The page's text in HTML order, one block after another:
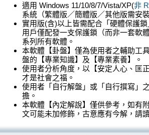
適用 Windows 11/10/8/7/Vista/XP(非
系統（繁體版／簡體版／其他版需安
實用版(含)以上皆需配合「硬體保護
用戶僅配發一支保護鎖（而非一套軟
系列所有軟體。
本軟體【卦盤】僅為使用者之輔助工
盤的【專業知識】及【專業素養】。
使用者分析角度，以【安定人心、匡
才是社會之福。
使用者「自行解盤」或「自行撰寫」
擔。
本軟體【內定解說】僅供參考，如有
文可能未加修飾，古意應有今解，請